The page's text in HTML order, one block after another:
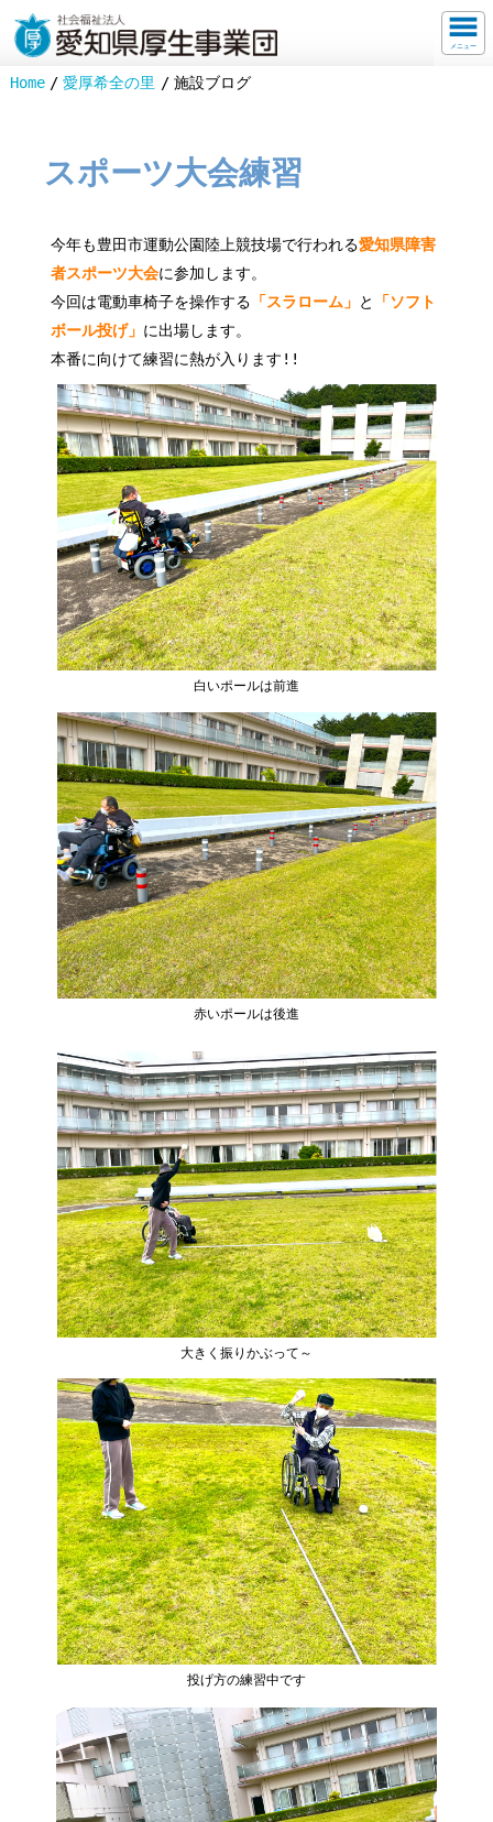
メニュー
Home 愛厚希全の里 施設ブログ
スポーツ大会練習
今年も豊田市運動公園陸上競技場で行われる愛知県障害
者スポーツ大会に参加します。
今回は電動車椅子を操作する 「スラローム」 と
「ソフト
ボール投げ」 に出場します。
本番に向けて練習に熱が入ります!!
白いポールは前進
赤いポールは後進
大きく振りかぶって～
投げ方の練習中です